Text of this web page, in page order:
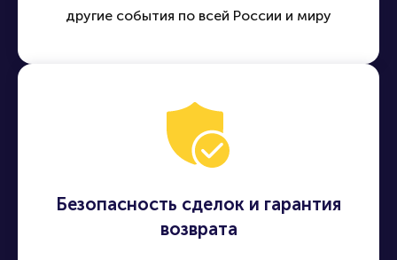
другие события по всей России и миру
Безопасность сделок и гарантия
возврата